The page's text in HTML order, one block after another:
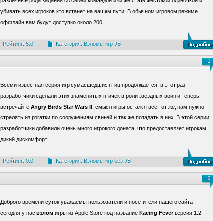
убивать всех игроков кто встанет на вашем пути. В обычном игровом режиме
оффлайн вам будут доступно около 200 ...
Рейтинг: 5.0 Категория: Взломы игр JB
1
Всеми известная серия игр сумасшедших птиц продолжается, в этот раз
разработчики сделали этих знаменитых птичек в роли звездных воин и теперь
встречайте Angry Birds Star Wars II , смысл игры остался все тот же, нам нужно
стрелять из рогатки по сооружениям свиней и так же попадать в них. В этой серии
разработчики добавили очень много игрового доната, что предоставляет игрокам
дикий дискомфорт ...
Рейтинг: 0.0 Категория: Взломы игр без JB
0
Доброго времени суток уважаемы пользователи и посетители нашего сайта
сегодня у нас взлом игры из Apple Store под название Racing Feverверсия 1.2,